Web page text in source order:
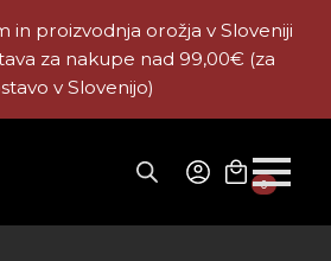
in proizvodnja orožja v Sloveniji
za nakupe nad 99,00€ (za
v Slovenijo)
0